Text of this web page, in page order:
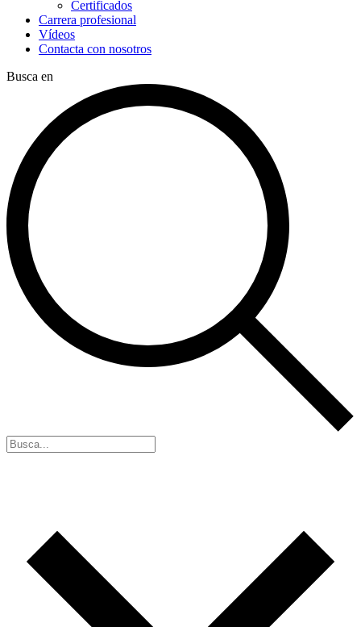
Certificados
Carrera profesional
Vídeos
Contacta con nosotros
Busca en